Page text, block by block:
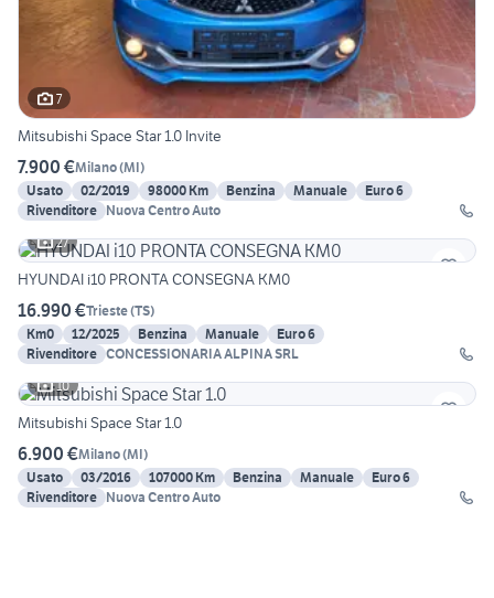
7
Mitsubishi Space Star 1.0 Invite
7.900 €Milano(MI)
Usato
02/2019 98000 Km Benzina Manuale
Euro 6
Rivenditore Nuova Centro Auto
27
HYUNDAI i10 PRONTA CONSEGNA KM0
16.990 €Trieste(TS)
Km0
12/2025 Benzina Manuale
Euro 6
Rivenditore CONCESSIONARIA ALPINA SRL
10
Mitsubishi Space Star 1.0
6.900 €Milano(MI)
Usato
03/2016 107000 Km Benzina Manuale
Euro 6
Rivenditore Nuova Centro Auto